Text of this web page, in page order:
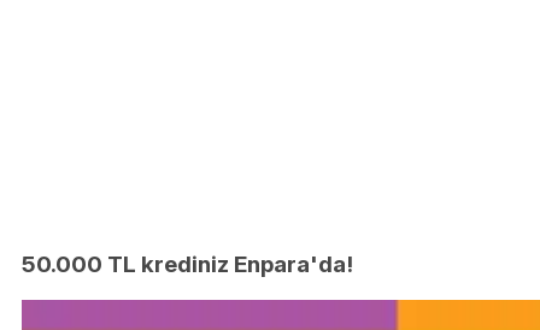
50.000 TL krediniz Enpara'da!